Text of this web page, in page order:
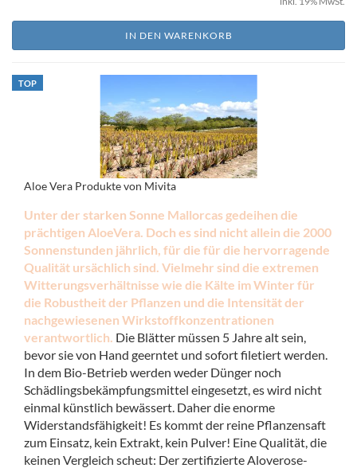
IN DEN WARENKORB
TOP
Aloe Vera Produkte von Mivita
Unter der starken Sonne Mallorcas gedeihen die
prächtigen AloeVera. Doch es sind nicht allein die 2000
Sonnenstunden jährlich, für die für die hervorragende
Qualität ursächlich sind. Vielmehr sind die extremen
Witterungsverhältnisse wie die Kälte im Winter für
die Robustheit der Pflanzen und die Intensität der
nachgewiesenen Wirkstoffkonzentrationen
verantwortlich. Die Blätter müssen 5 Jahre alt sein,
bevor sie von Hand geerntet und sofort filetiert werden.
In dem Bio-Betrieb werden weder Dünger noch
Schädlingsbekämpfungsmittel eingesetzt, es wird nicht
einmal künstlich bewässert. Daher die enorme
Widerstandsfähigkeit! Es kommt der reine Pflanzensaft
zum Einsatz, kein Extrakt, kein Pulver! Eine Qualität, die
keinen Vergleich scheut: Der zertifizierte Aloverose-